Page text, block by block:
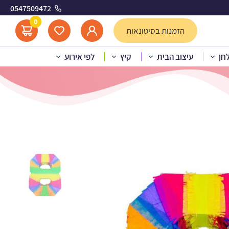
0547509472
הזמנות בסיטונאות
0
עיצוב הבית קיץ לפי אירוע